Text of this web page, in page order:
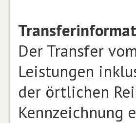
Der Transfer
Leistungen
der örtlichen
Kennzeichnung